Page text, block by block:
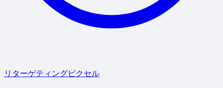
リターゲティングピクセル